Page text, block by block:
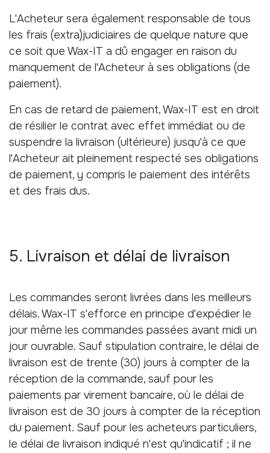
L'Acheteur sera également responsable de tous
les frais (extra)judiciaires de quelque nature que
ce soit que Wax-IT a dû engager en raison du
manquement de l'Acheteur à ses obligations (de
paiement).
En cas de retard de paiement, Wax-IT est en droit
de résilier le contrat avec effet immédiat ou de
suspendre la livraison (ultérieure) jusqu'à ce que
l'Acheteur ait pleinement respecté ses obligations
de paiement, y compris le paiement des intérêts
et des frais dus.
5. Livraison et délai de livraison
Les commandes seront livrées dans les meilleurs
délais. Wax-IT s'efforce en principe d'expédier le
jour même les commandes passées avant midi un
jour ouvrable. Sauf stipulation contraire, le délai de
livraison est de trente (30) jours à compter de la
réception de la commande, sauf pour les
paiements par virement bancaire, où le délai de
livraison est de 30 jours à compter de la réception
du paiement. Sauf pour les acheteurs particuliers,
le délai de livraison indiqué n'est qu'indicatif ; il ne